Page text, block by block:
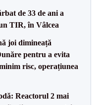
de 33 de ani a
TIR, în Vâlcea
joi dimineață
pentru a evita
risc, operațiunea
Reactorul 2 mai